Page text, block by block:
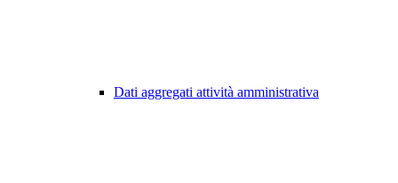
Dati aggregati attività amministrativa